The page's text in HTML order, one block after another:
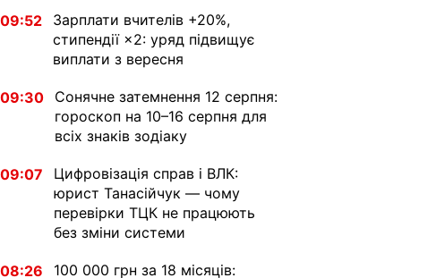
09:52
Зарплати вчителів +20%,
стипендії ×2: уряд підвищує
виплати з вересня
09:30
Сонячне затемнення 12 серпня:
гороскоп на 10–16 серпня для
всіх знаків зодіаку
09:07
Цифровізація справ і ВЛК:
юрист Танасійчук — чому
перевірки ТЦК не працюють
без зміни системи
08:26
100 000 грн за 18 місяців: